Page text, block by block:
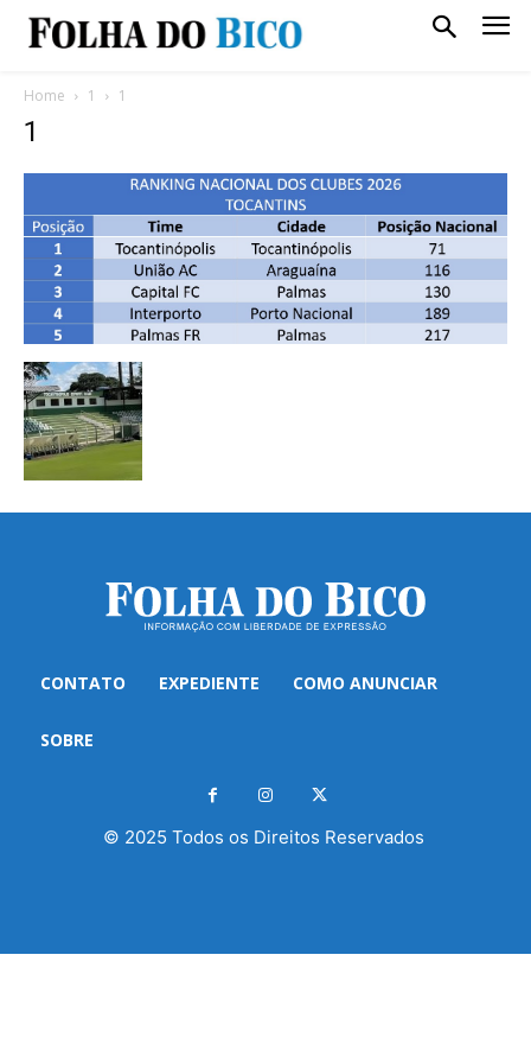
Home 1 1
1
CONTATO EXPEDIENTE COMO ANUNCIAR
SOBRE
© 2025 Todos os Direitos Reservados